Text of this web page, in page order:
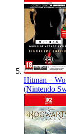
Hitman –
(Nintendo